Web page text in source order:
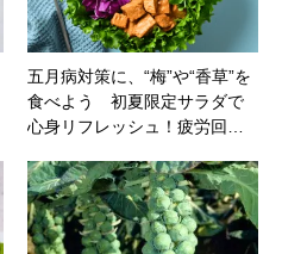
五月病対策に、“梅”や“香草”を
食べよう 初夏限定サラダで
心身リフレッシュ！疲労回…